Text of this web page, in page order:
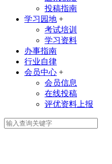
投稿指南
学习园地 +
考试培训
学习资料
办事指南
行业自律
会员中心 +
会员信息
在线投稿
评优资料上报